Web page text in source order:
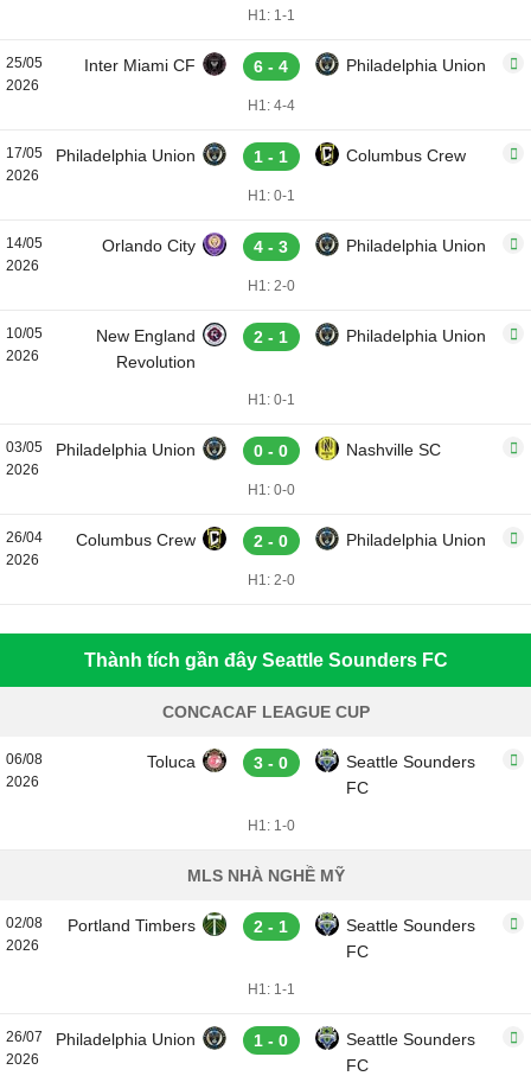
H1: 1-1
25/05
2026
Inter Miami CF 6 - 4 Philadelphia Union
H1: 4-4
17/05
2026
Philadelphia Union 1 - 1 Columbus Crew
H1: 0-1
14/05
2026
Orlando City 4 - 3 Philadelphia Union
H1: 2-0
10/05
2026
New England
Revolution
2 - 1 Philadelphia Union
H1: 0-1
03/05
2026
Philadelphia Union 0 - 0 Nashville SC
H1: 0-0
26/04
2026
Columbus Crew 2 - 0 Philadelphia Union
H1: 2-0
Thành tích gần đây Seattle Sounders FC
CONCACAF LEAGUE CUP
06/08
2026
Toluca 3 - 0
Seattle Sounders
FC
H1: 1-0
MLS NHÀ NGHỀ MỸ
02/08
2026
Portland Timbers 2 - 1
Seattle Sounders
FC
H1: 1-1
26/07
2026
Philadelphia Union 1 - 0
Seattle Sounders
FC